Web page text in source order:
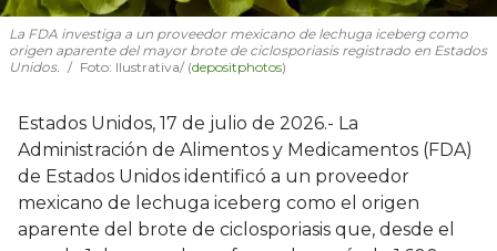
La FDA investiga a un proveedor mexicano de lechuga iceberg como
origen aparente del mayor brote de ciclosporiasis registrado en Estados
Unidos.
Foto: Ilustrativa/ (depositphotos)
Estados Unidos, 17 de julio de 2026.- La
Administración de Alimentos y Medicamentos (FDA)
de Estados Unidos identificó a un proveedor
mexicano de lechuga iceberg como el origen
aparente del brote de ciclosporiasis que, desde el